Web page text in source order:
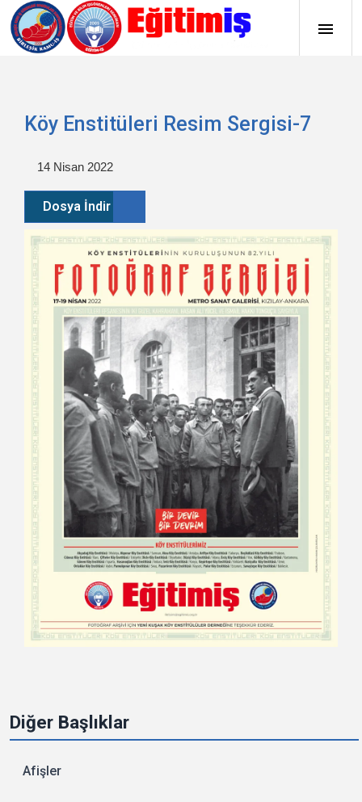
Diğer Başlıklar
Afişler
Köy Enstitüleri Resim Sergisi-7
14 Nisan 2022
Dosya İndir